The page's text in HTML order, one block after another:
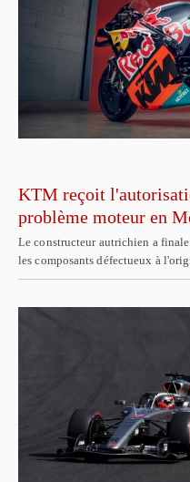
KTM reçoit
problème moteur en
Le constructeur autrichien a
les composants défectueux à